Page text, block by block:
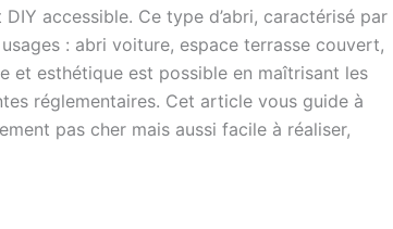
accessible. Ce type d’abri, caractérisé par
: abri voiture, espace terrasse couvert,
et esthétique est possible en maîtrisant les
réglementaires. Cet article vous guide à
pas cher mais aussi facile à réaliser,